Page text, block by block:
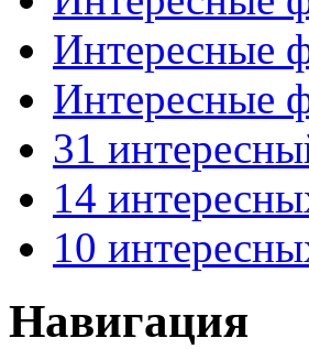
Интересные
Интересные
31
14
10
Навигация